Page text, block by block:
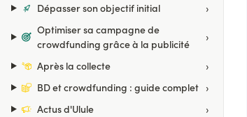
Dépasser son objectif initial
›
Optimiser sa campagne de
crowdfunding grâce à la publicité
›
Après la collecte
›
BD et crowdfunding : guide complet ›
Actus d'Ulule
›